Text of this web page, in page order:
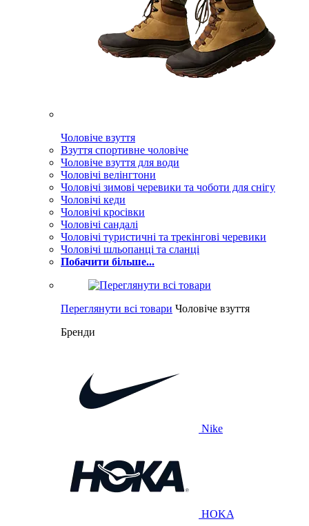
Чоловіче взуття
Взуття спортивне чоловіче
Чоловіче взуття для води
Чоловічі велінгтони
Чоловічі зимові черевики та чоботи для снігу
Чоловічі кеди
Чоловічі кросівки
Чоловічі сандалі
Чоловічі туристичні та трекінгові черевики
Чоловічі шльопанці та сланці
Побачити більше...
Переглянути всі товари Чоловіче взуття
Бренди
Nike
HOKA